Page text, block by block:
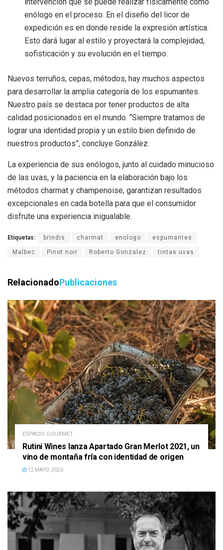
enólogo en el proceso. En el diseño del licor de
expedición es en donde reside la expresión artística.
Esto dará lugar al estilo y proyectará la complejidad,
sofisticación y su evolución en el tiempo.
Nuevos terruños, cepas, métodos, hay muchos aspectos
para desarrollar la amplia categoría de los espumantes.
Nuestro país se destaca por tener productos de alta
calidad posicionados en el mundo. “Siempre tratamos de
lograr una identidad propia y un estilo bien definido de
nuestros productos”, concluye González.
La experiencia de sus enólogos, junto al cuidado minucioso
de las uvas, y la paciencia en la elaboración bajo los
métodos charmat y champenoise, garantizan resultados
excepcionales en cada botella para que el consumidor
disfrute una experiencia inigualable.
Etiquetas: brindis charmat enologo espumantes
Malbec Pinot noir Roberto Gonzalez tintas uvas
RelacionadoPublicaciones
ESPACIO GOURMET
Rutini Wines lanza Apartado Gran Merlot 2021, un
vino de montaña fría con identidad de origen
12 MAYO, 2026